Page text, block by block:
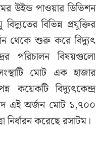
উইন্ড পাওয়ার ডিভিশন
বিভিন্ন প্রযুক্তির
থেকে শুরু করে বিদ্যুৎ
পরিচালন বিষয়গুলো
মোট এক হাজার
কয়েকটি বিদ্যুৎকেন্দ্র
এই অর্জন মোট ১,৭০০
নির্ধারন করেছে রসাটম।